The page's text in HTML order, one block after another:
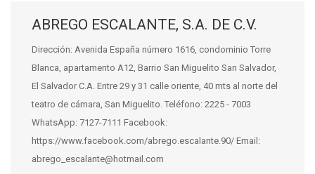
ABREGO ESCALANTE, S.A. DE C.V.
Dirección: Avenida España número 1616, condominio Torre
Blanca, apartamento A12, Barrio San Miguelito San Salvador,
El Salvador C.A. Entre 29 y 31 calle oriente, 40 mts al norte del
teatro de cámara, San Miguelito. Teléfono: 2225 - 7003
WhatsApp: 7127-7111 Facebook:
https://www.facebook.com/abrego.escalante.90/ Email:
abrego_escalante@hotmail.com